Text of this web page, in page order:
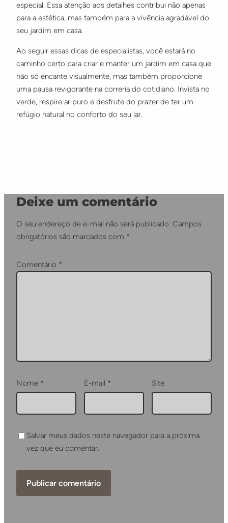
especial. Essa atenção aos detalhes contribui não apenas
para a estética, mas também para a vivência agradável do
seu jardim em casa.
Ao seguir essas dicas de especialistas, você estará no
caminho certo para criar e manter um jardim em casa que
não só encante visualmente, mas também proporcione
uma pausa revigorante na correria do cotidiano. Invista no
verde, respire ar puro e desfrute do prazer de ter um
refúgio natural no conforto do seu lar.
Deixe um comentário
O seu endereço de e-mail não será publicado. Campos
obrigatórios são marcados com *
Comentário *
Nome * E-mail * Site
Salvar meus dados neste navegador para a próxima
vez que eu comentar.